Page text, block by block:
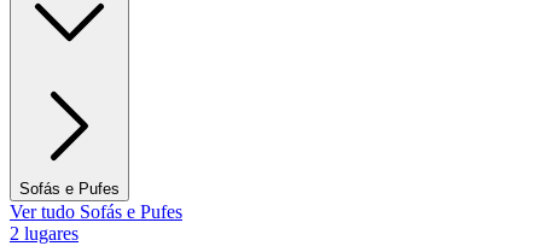
Sofás e Pufes
Ver tudo Sofás e Pufes
2 lugares